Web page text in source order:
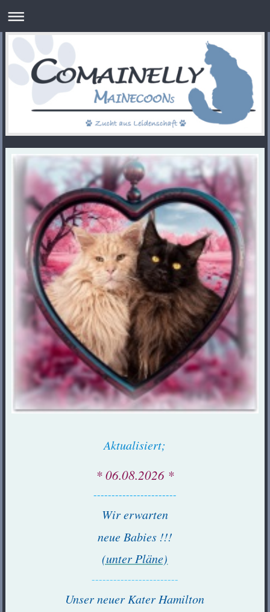
Aktualisiert;
* 06.08.2026 *
-----------------------
Wir erwarten
neue Babies !!!
(unter Pläne)
------------------------
Unser neuer Kater Hamilton